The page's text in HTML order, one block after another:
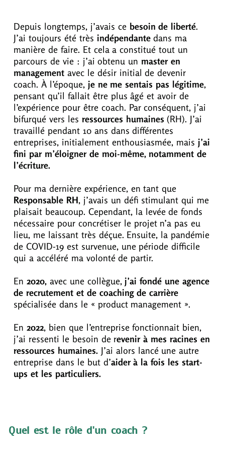
Depuis longtemps, j’avais ce besoin de liberté.
J’ai toujours été très indépendantedans ma
manière de faire. Et cela a constitué tout un
parcours de vie : j’ai obtenu un master en
management avec le désir initial de devenir
coach. À l’époque, je ne me sentais pas légitime,
pensant qu’il fallait être plus âgé et avoir de
l’expérience pour être coach. Par conséquent, j’ai
bifurqué vers les ressources humaines (RH). J’ai
travaillé pendant 10 ans dans différentes
entreprises, initialement enthousiasmée, mais j’ai
fini par m’éloigner de moi-même, notamment de
l’écriture.
Pour ma dernière expérience, en tant que
Responsable RH, j’avais un défi stimulant qui me
plaisait beaucoup. Cependant, la levée de fonds
nécessaire pour concrétiser le projet n’a pas eu
lieu, me laissant très déçue. Ensuite, la pandémie
de COVID-19 est survenue, une période difficile
qui a accéléré ma volonté de partir.
En2020, avec une collègue, j’ai fondé une agence
de recrutement et de coaching de carrière
spécialisée dans le « product management ».
En2022, bien que l’entreprise fonctionnait bien,
j’ai ressenti le besoin de revenir à mes racines en
ressources humaines. J’ai alors lancé une autre
entreprise dans le but d’aider à la fois les start-
ups et les particuliers.
Quel est le rôle d'un coach ?